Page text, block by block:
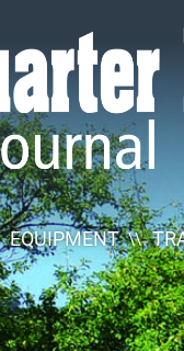
EQUIPMENT